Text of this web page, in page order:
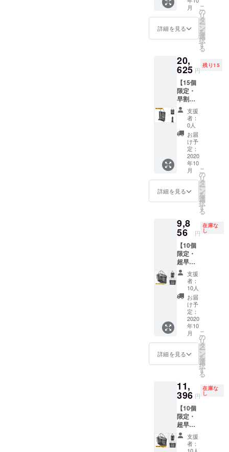
材の供
給状
況、製
造工程
荷時期
が遅れ
る場合
があり
ます。
g ● サイ
ズ：
44×18×
55（W×
cm ● 重
さ：2kg
Velo
univers
● サイ
ズ：
30×14×
20（W×
D×H）
cm ● 重
さ：
550g ※
送料込
みで
す。 ※
皆様の
ご支援
により
場合、
正規販
売価格
が販売
予定価
格より
下がる
可能性
もござ
いま
す。 ※
ご注文
状況、
使用部
材の供
況、製
造工程
より出
荷時期
が遅れ
る場合
があり
ます。
品×２点
［一般
販売予
定価
shoppin
g
27,500
円 +
Velo
univers
al
Moyen
16,280
円の
35%OF
Velo
shoppin
g ● サイ
ズ：
44×18×
55（W×
さ：2kg
Velo
al
Moyen
● サイ
ズ：
36×17×
26（W×
D×H）
cm ● 重
さ：
750g ※
送料込
みで
す。 ※
皆様の
率が向
上した
場合、
正規販
売価格
が販売
予定価
格より
月
詳細を見る
こ
の
リ
タ
ー
ン
を
選
択
す
る
20,
625 円
残り15
【15個
限定・
早割
25％OF
F】Velo
shoppin
g ・完
成した
商品×１
点 ［一
般販売
予定価
格
27.500
円（税
F］
Velo
shoppin
g ● サイ
ズ：
44×18×
55（W×
D×H）
cm ● 重
さ：2kg
※送料込
みで
す。 ※
皆様の
ご支援
により
量産効
正規販
売価格
予定価
格より
下がる
可能性
もござ
支援
者：
0人
お届
け予
定：
2020
年10
月
詳細を見る
こ
の
リ
タ
ー
ン
を
選
択
す
る
9,8
56 円
在庫な
し
【10個
限定・
超早割
30％OF
F】Velo
univers
al Petit
・完成
した商
品×１点
［一般
販売予
定価
格
14,080
F］
Velo
univers
al Petit
● サイ
ズ：
30×14×
20（W×
支援
者：
10人
お届
け予
定：
2020
年10
月
詳細を見る
こ
の
リ
タ
ー
ン
を
選
択
す
る
11,
396 円
在庫な
し
【10個
限定・
超早割
30％OF
F】Velo
univers
支援
者：